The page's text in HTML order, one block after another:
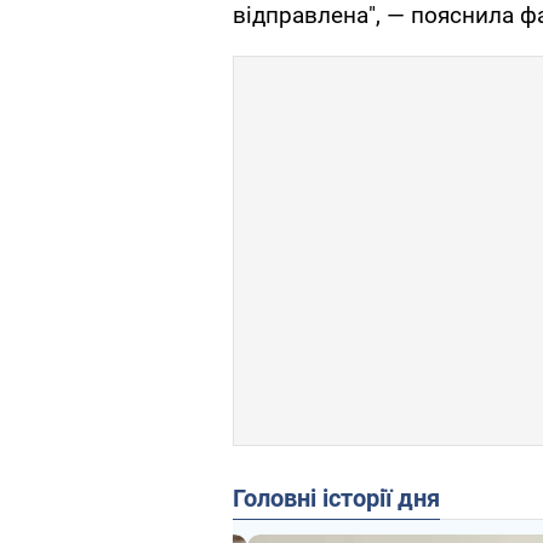
відправлена", — пояснила
Головні історії дня